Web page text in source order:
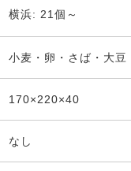
横浜: 21個～
小麦・卵・さば・大豆
170×220×40
なし